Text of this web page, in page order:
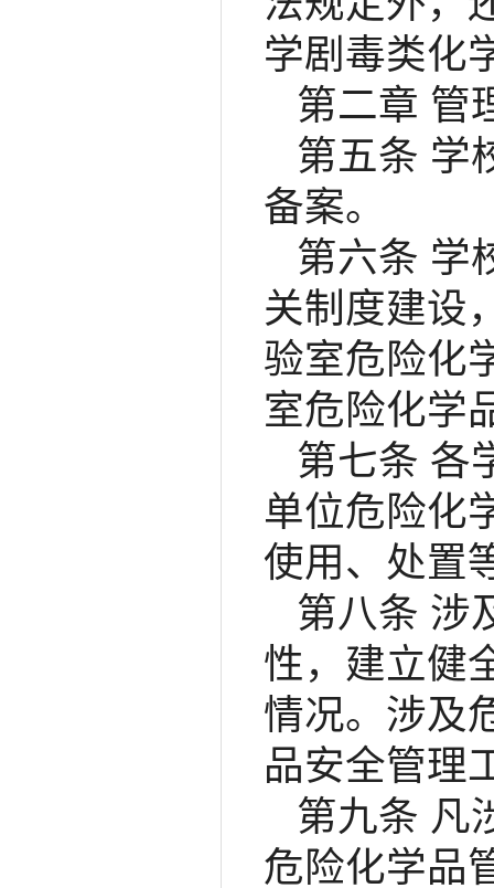
学剧毒类化
第二章 管
第五条 学
备案。
第六条 学
关制度建设
验室危险化
室危险化学
第七条 各
单位危险化
使用、处置
第八条 涉
性，建立健
情况。涉及
品安全管理
第九条 凡
危险化学品